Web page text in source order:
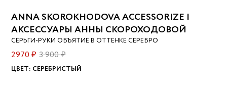
ANNA SKOROKHODOVA ACCESSORIZE |
АКСЕССУАРЫ АННЫ СКОРОХОДОВОЙ
СЕРЬГИ-РУКИ ОБЪЯТИЕ В ОТТЕНКЕ СЕРЕБРО
2970 ₽ 3 900 ₽
ЦВЕТ: СЕРЕБРИСТЫЙ